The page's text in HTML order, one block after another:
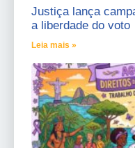
Justiça lança
a liberdade do voto
Leia mais »